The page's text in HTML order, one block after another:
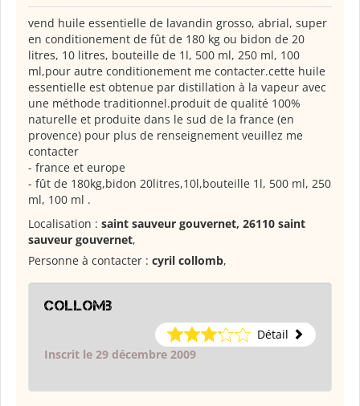
vend huile essentielle de lavandin grosso, abrial, super
en conditionement de fût de 180 kg ou bidon de 20
litres, 10 litres, bouteille de 1l, 500 ml, 250 ml, 100
ml,pour autre conditionement me contacter.cette huile
essentielle est obtenue par distillation à la vapeur avec
une méthode traditionnel.produit de qualité 100%
naturelle et produite dans le sud de la france (en
provence) pour plus de renseignement veuillez me
contacter
- france et europe
- fût de 180kg,bidon 20litres,10l,bouteille 1l, 500 ml, 250
ml, 100 ml .
Localisation : saint sauveur gouvernet, 26110 saint
sauveur gouvernet,
Personne à contacter : cyril collomb,
collomb
Détail
Inscrit le 29 décembre 2009